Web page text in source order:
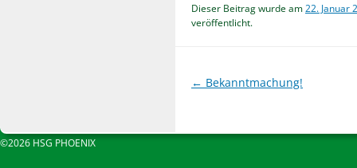
Dieser Beitrag wurde am22. Januar
veröffentlicht.
Beitragsnavigation
← Bekanntmachung!
©2026 HSG PHOENIX